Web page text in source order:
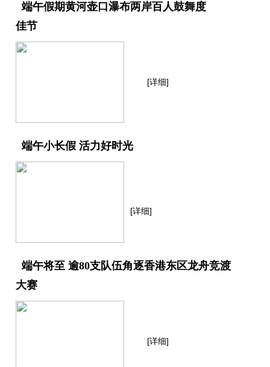
端午假期黄河壶口瀑布两岸百人鼓舞度
佳节
[详细]
端午小长假 活力好时光
[详细]
端午将至 逾80支队伍角逐香港东区龙舟竞渡
大赛
[详细]